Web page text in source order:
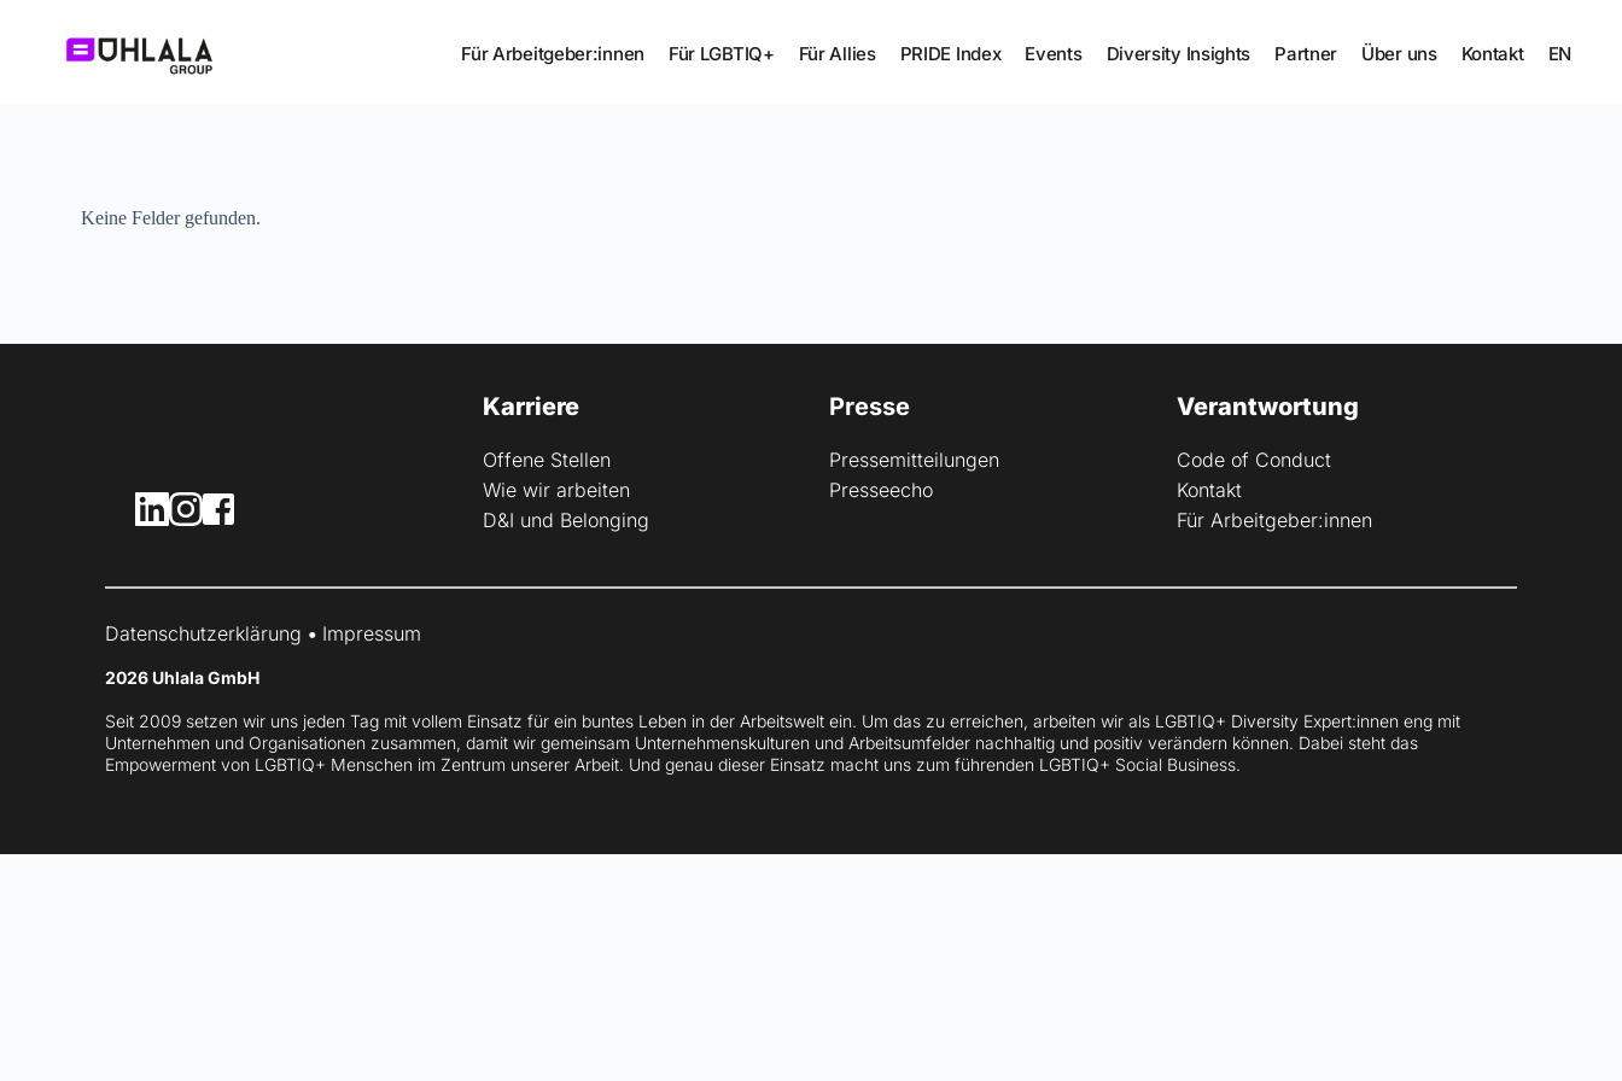
Für Arbeitgeber:innen Für LGBTIQ+ Für Allies PRIDE Index Events Diversity Insights Partner Über uns Kontakt EN
Keine Felder gefunden.
Karriere
Offene Stellen
Wie wir arbeiten
D&I und Belonging
Presse
Pressemitteilungen
Presseecho
Verantwortung
Code of Conduct
Kontakt
Für Arbeitgeber:innen
Datenschutzerklärung • Impressum
2026 Uhlala GmbH
Seit 2009 setzen wir uns jeden Tag mit vollem Einsatz für ein buntes Leben in der Arbeitswelt ein. Um das zu erreichen, arbeiten wir als LGBTIQ+ Diversity Expert:innen eng mit
Unternehmen und Organisationen zusammen, damit wir gemeinsam Unternehmenskulturen und Arbeitsumfelder nachhaltig und positiv verändern können. Dabei steht das
Empowerment von LGBTIQ+ Menschen im Zentrum unserer Arbeit. Und genau dieser Einsatz macht uns zum führenden LGBTIQ+ Social Business.